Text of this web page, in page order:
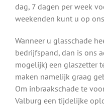
dag, 7 dagen per week
weekenden kunt u op
Wanneer u glasschade
bedrijfspand, dan is ons
mogelijk) een glaszetter
maken namelijk graag
Om inbraakschade te
Valburg een tijdelijke